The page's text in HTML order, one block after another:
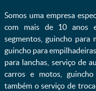
Somos uma empresa
com mais de 10 anos
segmentos, guincho para
guincho para
para lanchas, serviço de
carros e motos,
também o serviço de